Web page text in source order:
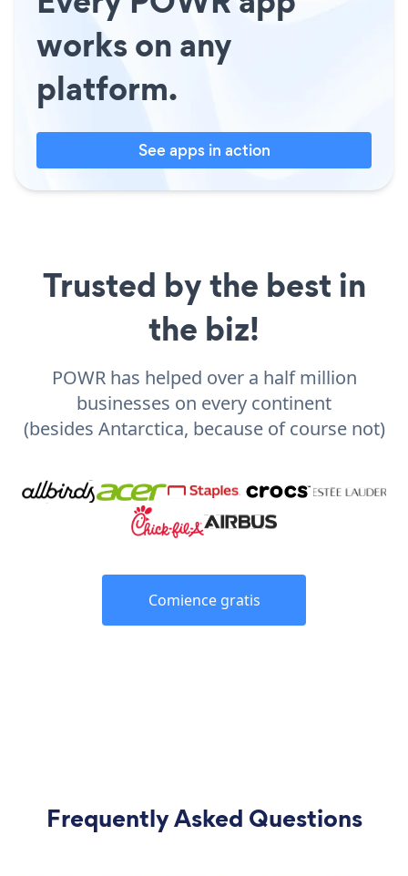
works on any
platform.
See apps in action
Trusted by the best in
the biz!
POWR has helped over a half million
businesses on every continent
(besides Antarctica, because of course not)
Comience gratis
Frequently Asked Questions